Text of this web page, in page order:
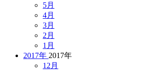
5月
4月
3月
2月
1月
2017年 2017年
12月